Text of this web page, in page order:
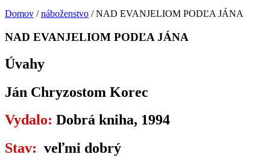
Domov /náboženstvo / NAD EVANJELIOM PODĽA JÁNA
NAD EVANJELIOM PODĽA JÁNA
Úvahy
Ján Chryzostom Korec
Vydalo: Dobrá kniha, 1994
Stav: veľmi dobrý